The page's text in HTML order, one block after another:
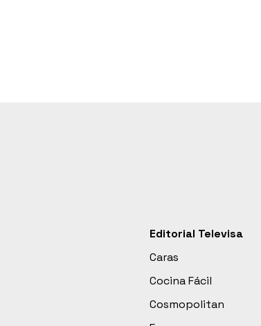
Editorial Televisa
Caras
Cocina Fácil
Cosmopolitan